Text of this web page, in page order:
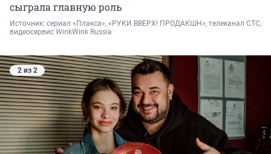
сыграла главную роль
Источник: сериал «Плакса», «РУКИ ВВЕРХ! ПРОДАКШН», телеканал СТС,
видеосервис WinkWink Russia
2 из 2